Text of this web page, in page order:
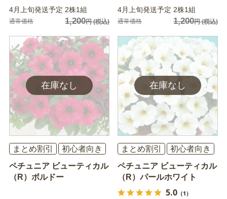
4月上旬発送予定 2株1組
通常価格 1,200円(税込)
4月上旬発送予定 2株1組
通常価格 1,200円(税込)
まとめ割引
初心者向き
ペチュニア ビューティカル
（R）ボルドー
まとめ割引
初心者向き
ペチュニア ビューティカル
（R）パールホワイト
5.0（1）